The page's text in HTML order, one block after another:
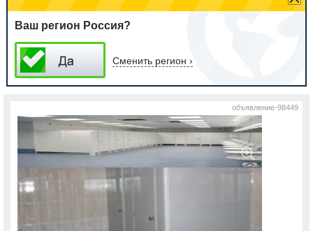
Ваш регион Россия?
Сменить регион ›
объявление-98449